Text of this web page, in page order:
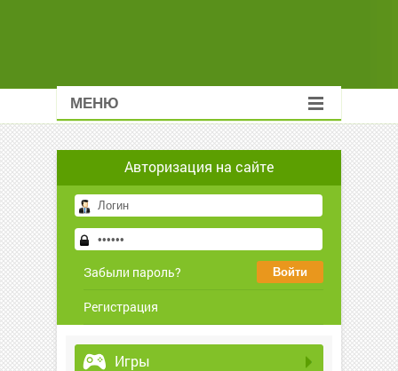
МЕНЮ
Авторизация на сайте
Забыли пароль?
Регистрация
Игры